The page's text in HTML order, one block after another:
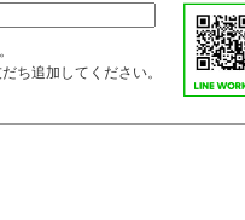
ち追加してください。